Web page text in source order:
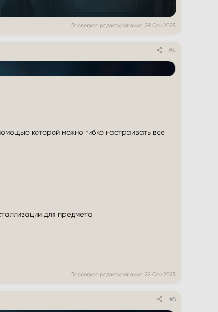
Последнее редактирование: 29 Сен 2025
#4
которой можно гибко настраивать все
для предмета
Последнее редактирование: 22 Сен 2025
#5